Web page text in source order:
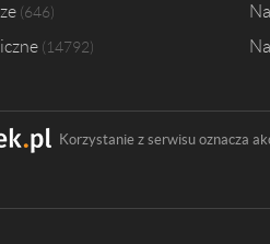
646
14792
Korzystanie z serwisu oznacza